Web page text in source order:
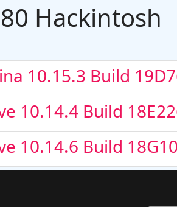
Hackintosh
10.15.3 Build
10.14.4 Build
10.14.6 Build